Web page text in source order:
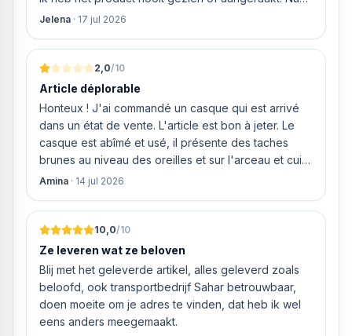
weigeren ze gewoon om mijn geld volledig terug te
van MIJN geld inhouden!
Jelena · 17 jul 2026
2,0/10
Article déplorable
Honteux ! J'ai commandé un casque qui est arrivé
dans un état de vente. L'article est bon à jeter. Le
casque est abîmé et usé, il présente des taches
brunes au niveau des oreilles et sur l'arceau et cuir
qui est craquelé ! Les coussins sont eux « dégonflés
Amina · 14 jul 2026
10,0/10
Ze leveren wat ze beloven
Blij met het geleverde artikel, alles geleverd zoals
beloofd, ook transportbedrijf Sahar betrouwbaar,
doen moeite om je adres te vinden, dat heb ik wel
eens anders meegemaakt.